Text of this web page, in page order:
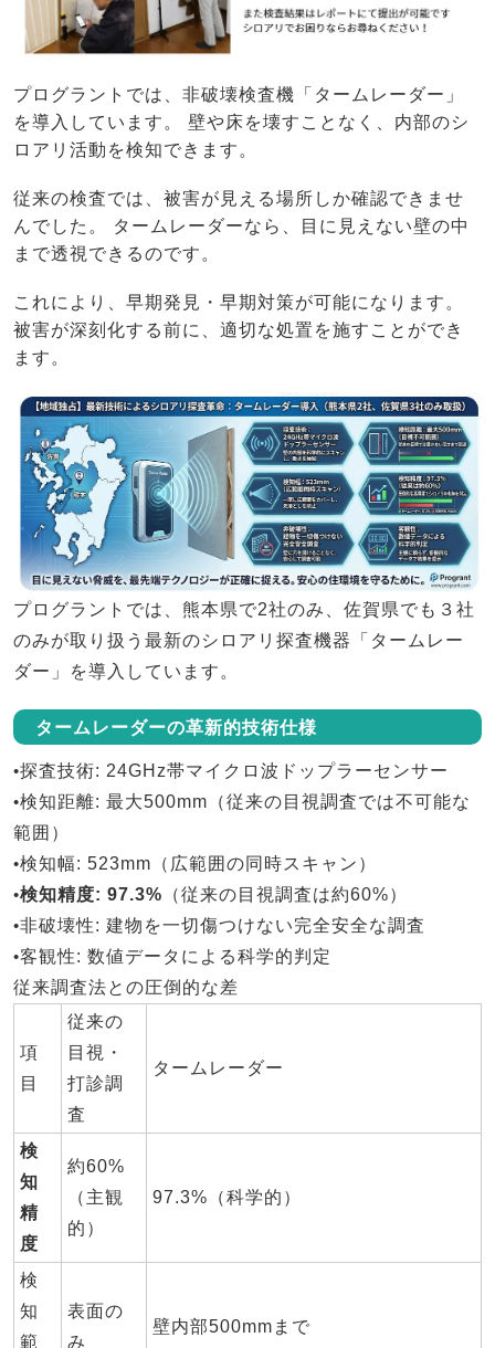
プログラントでは、非破壊検査機「タームレーダー」
を導入しています。 壁や床を壊すことなく、内部のシ
ロアリ活動を検知できます。
従来の検査では、被害が見える場所しか確認できませ
んでした。 タームレーダーなら、目に見えない壁の中
まで透視できるのです。
これにより、早期発見・早期対策が可能になります。
被害が深刻化する前に、適切な処置を施すことができ
ます。
プログラントでは、 熊本県で2社のみ、佐賀県でも３社
のみが取り扱う最新のシロアリ探査機器「 タームレー
ダー 」を導入しています。
タームレーダーの革新的技術仕様
•探査技術: 24GHz帯マイクロ波ドップラーセンサー
•検知距離: 最大500mm（従来の目視調査では不可能な
範囲）
•検知幅: 523mm（広範囲の同時スキャン）
•検知精度: 97.3% （従来の目視調査は約60%）
•非破壊性: 建物を一切傷つけない完全安全な調査
•客観性: 数値データによる科学的判定
従来調査法との圧倒的な差
項
目
従来の
目視・
打診調
査
タームレーダー
検
知
精
度
約60%
（主観
的）
97.3%（科学的）
検
知
範
表面の
み
壁内部500mmまで